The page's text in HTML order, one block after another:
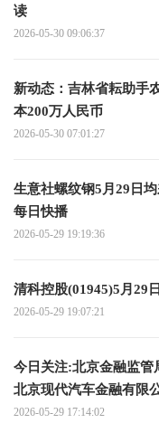
读
2026-05-30 09:06:37
新动态：吉林省耘助手
本200万人民币
2026-05-30 07:01:27
生意社螺纹钢5月29日
每日快播
2026-05-29 19:19:36
清科控股(01945)5月29
2026-05-29 19:07:21
今日关注:北京金融监管
北京现代汽车金融有限
2026-05-29 17:14:02